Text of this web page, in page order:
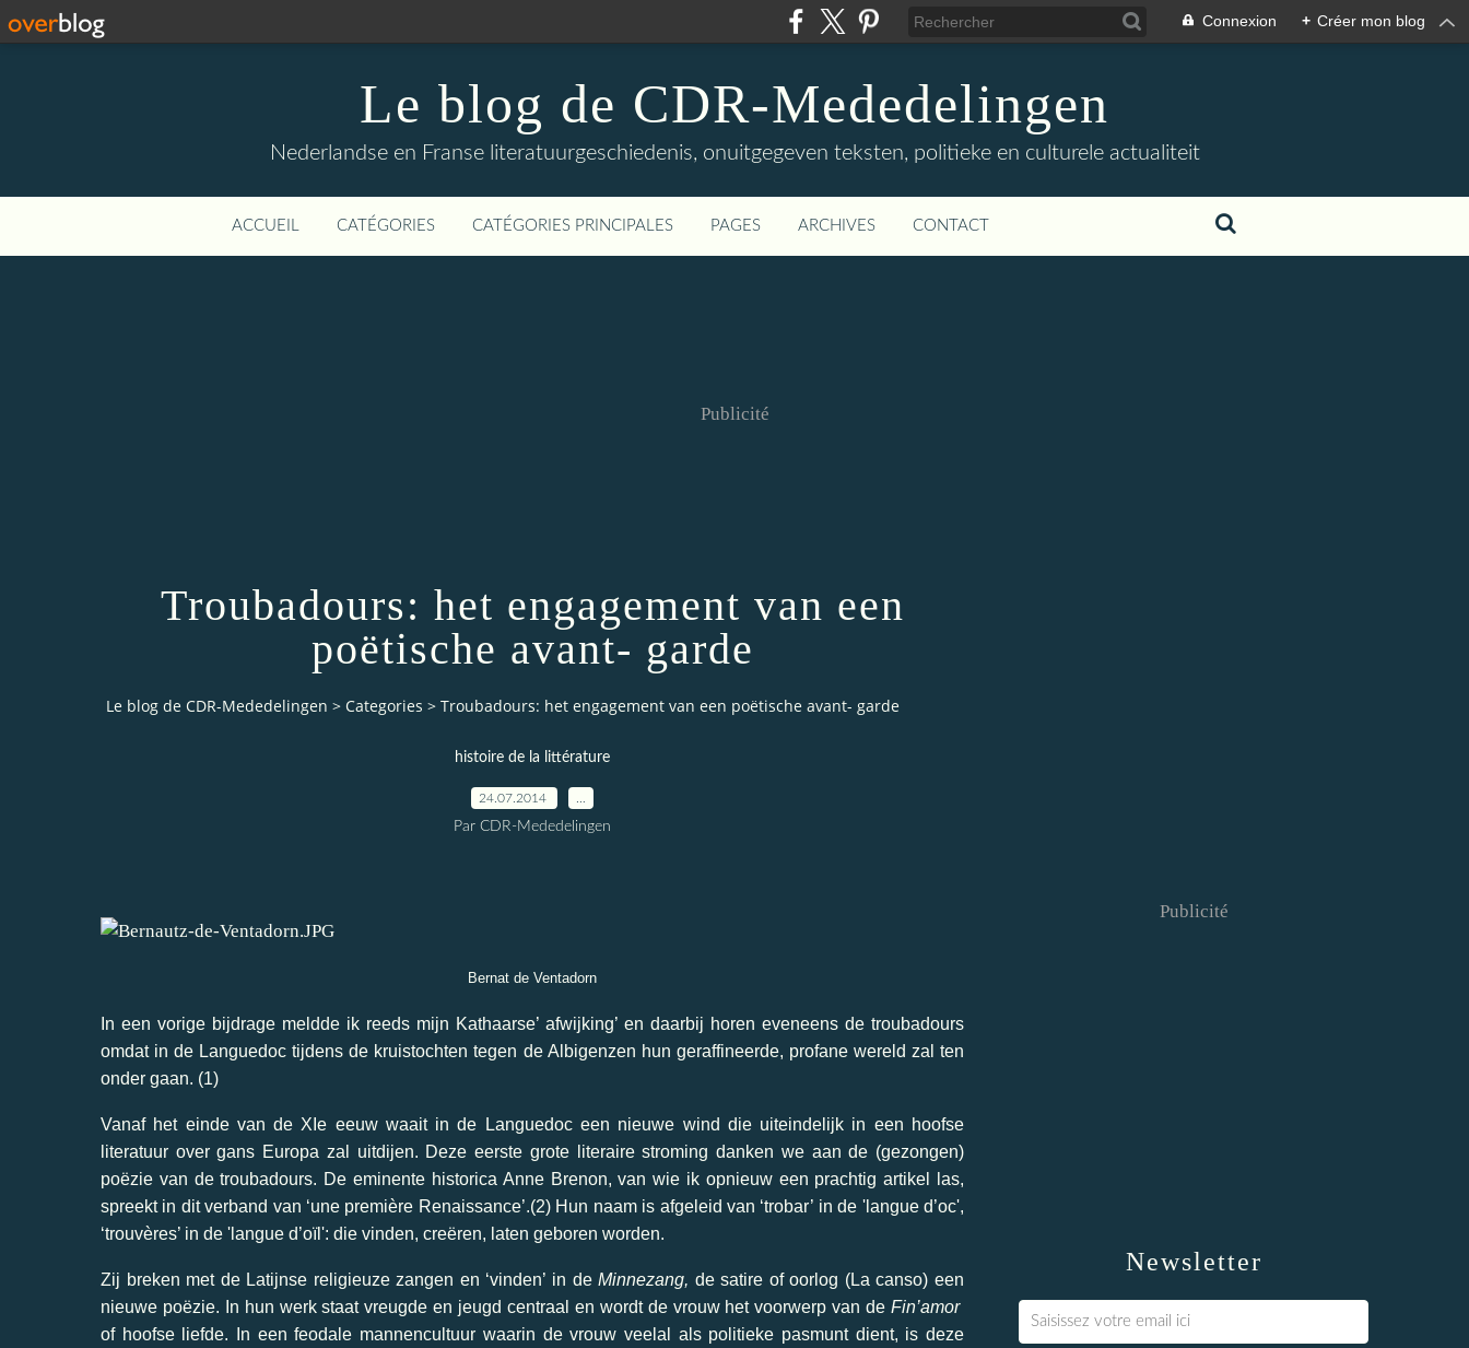
Connexion + Créer mon blog
Le blog de CDR-Mededelingen
Nederlandse en Franse literatuurgeschiedenis, onuitgegeven teksten, politieke en culturele actualiteit
ACCUEIL CATÉGORIES CATÉGORIES PRINCIPALES PAGES ARCHIVES CONTACT
Publicité
Troubadours: het engagement van een
poëtische avant- garde
Le blog de CDR-Mededelingen > Categories > Troubadours: het engagement van een poëtische avant- garde
histoire de la littérature
24.07.2014
Par CDR-Mededelingen
Bernat de Ventadorn
In een vorige bijdrage meldde ik reeds mijn Kathaarse’ afwijking’ en daarbij horen eveneens de troubadours
omdat in de Languedoc tijdens de kruistochten tegen de Albigenzen hun geraffineerde, profane wereld zal ten
onder gaan. (1)
Vanaf het einde van de XIe eeuw waait in de Languedoc een nieuwe wind die uiteindelijk in een hoofse
literatuur over gans Europa zal uitdijen. Deze eerste grote literaire stroming danken we aan de (gezongen)
poëzie van de troubadours. De eminente historica Anne Brenon, van wie ik opnieuw een prachtig artikel las,
spreekt in dit verband van ‘une première Renaissance’.(2) Hun naam is afgeleid van ‘trobar’ in de 'langue d’oc',
‘trouvères’ in de 'langue d’oïl': die vinden, creëren, laten geboren worden.
Zij breken met de Latijnse religieuze zangen en ‘vinden’ in de Minnezang, de satire of oorlog (La canso) een
nieuwe poëzie. In hun werk staat vreugde en jeugd centraal en wordt de vrouw het voorwerp van de Fin’amor
of hoofse liefde. In een feodale mannencultuur waarin de vrouw veelal als politieke pasmunt dient, is deze
Newsletter
Publicité